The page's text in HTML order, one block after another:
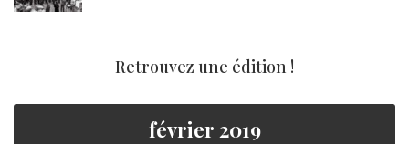
Retrouvez une édition !
février 2019